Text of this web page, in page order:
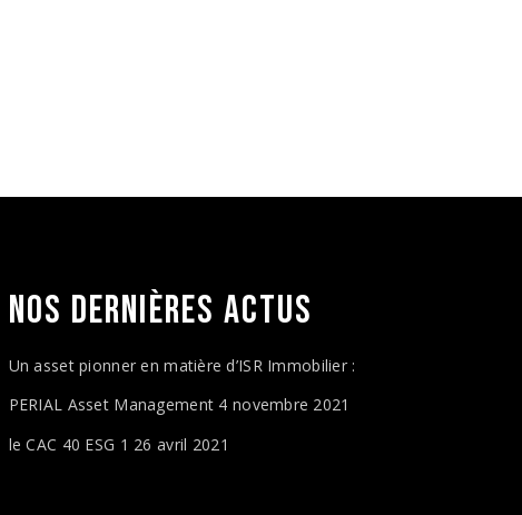
NOS DERNIÈRESACTUS
Un asset pionner en matière d’ISR Immobilier :
PERIAL Asset Management 4 novembre 2021
le CAC 40 ESG 1 26 avril 2021